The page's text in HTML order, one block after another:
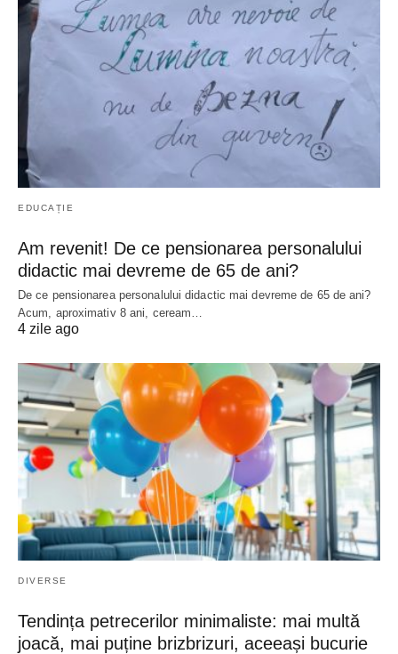
EDUCAȚIE
Am revenit! De ce pensionarea personalului
didactic mai devreme de 65 de ani?
De ce pensionarea personalului didactic mai devreme de 65 de ani?
Acum, aproximativ 8 ani, ceream…
4 zile ago
DIVERSE
Tendința petrecerilor minimaliste: mai multă
joacă, mai puține brizbrizuri, aceeași bucurie